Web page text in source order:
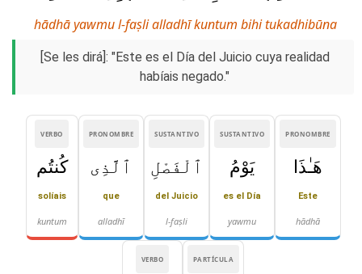
hādhā yawmu l-faṣli alladhī kuntum bihi tukadhibūna
[Se les dirá]: "Este es el Día del Juicio cuya realidad
habíais negado."
PRONOMBRE
هَـٰذَا
Este
hādhā
SUSTANTIVO
يَوْمُ
es el Día
yawmu
SUSTANTIVO
ٱلْفَصْلِ
del Juicio
l-faṣli
PRONOMBRE
ٱلَّذِى
que
alladhī
VERBO
كُنتُم
solíais
kuntum
PARTÍCULA
VERBO